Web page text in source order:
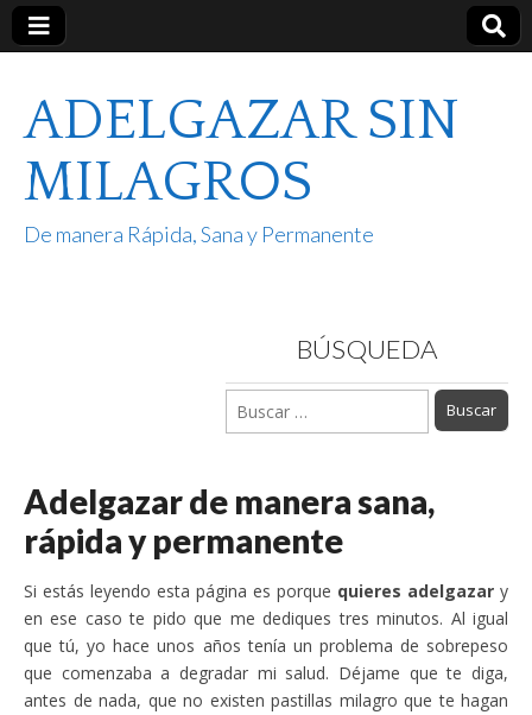
ADELGAZAR SIN
MILAGROS
De manera Rápida, Sana y Permanente
BÚSQUEDA
Buscar:
Adelgazar de manera sana,
rápida y permanente
Si estás leyendo esta página es porque quieres adelgazar y
en ese caso te pido que me dediques tres minutos. Al igual
que tú, yo hace unos años tenía un problema de sobrepeso
que comenzaba a degradar mi salud. Déjame que te diga,
antes de nada, que no existen pastillas milagro que te hagan